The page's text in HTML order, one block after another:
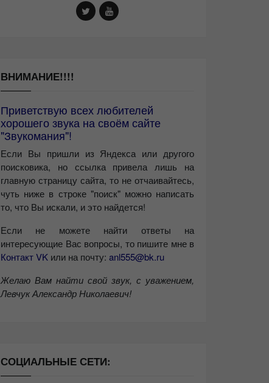
ВНИМАНИЕ!!!!
Приветствую всех любителей
хорошего звука на своём сайте
"Звукомания"!
Если Вы пришли из Яндекса или другого
поисковика, но ссылка привела лишь на
главную страницу сайта, то не отчаивайтесь,
чуть ниже в строке "поиск" можно написать
то, что Вы искали, и это найдется!
Если не можете найти ответы на
интересующие Вас вопросы, то пишите мне в
Контакт VK или на почту: anl555@bk.ru
Желаю Вам найти свой звук, с уважением,
Левчук Александр Николаевич!
СОЦИАЛЬНЫЕ СЕТИ: